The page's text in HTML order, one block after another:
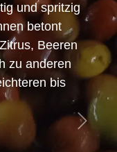
und spritzig
betont
Beeren
zu anderen
bis
Weiter